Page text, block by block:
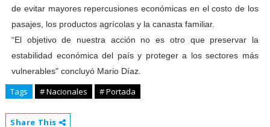
de evitar mayores repercusiones económicas en el costo de los
pasajes, los productos agrícolas y la canasta familiar.
“El objetivo de nuestra acción no es otro que preservar la
estabilidad económica del país y proteger a los sectores más
vulnerables" concluyó Mario Díaz.
Tags # Nacionales # Portada
Share This